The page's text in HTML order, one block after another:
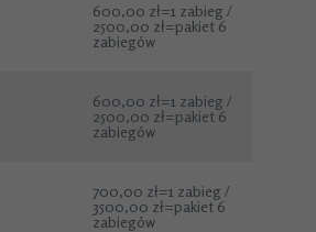
600,00 zł=1 zabieg /
2500,00 zł=pakiet 6
zabiegów
600,00 zł=1 zabieg /
2500,00 zł=pakiet 6
zabiegów
700,00 zł=1 zabieg /
3500,00 zł=pakiet 6
zabiegów